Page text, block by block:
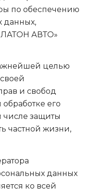
по обеспечению
данных,
АВТО»
целью
и свобод
его
числе защиты
частной жизни,
данных
ко всей